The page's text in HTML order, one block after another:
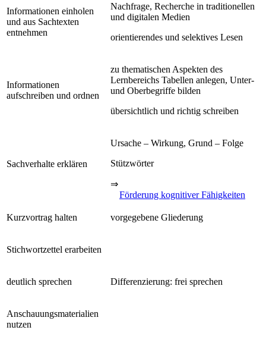
Informationen einholen
und aus Sachtexten
entnehmen
Nachfrage, Recherche in traditionellen
und digitalen Medien
orientierendes und selektives Lesen
Informationen
aufschreiben und ordnen
zu thematischen Aspekten des
Lernbereichs Tabellen anlegen, Unter-
und Oberbegriffe bilden
übersichtlich und richtig schreiben
Sachverhalte erklären
Ursache – Wirkung, Grund – Folge
Stützwörter
⇒
Förderung kognitiver Fähigkeiten
Kurzvortrag halten vorgegebene Gliederung
Stichwortzettel erarbeiten
deutlich sprechen Differenzierung: frei sprechen
Anschauungsmaterialien
nutzen